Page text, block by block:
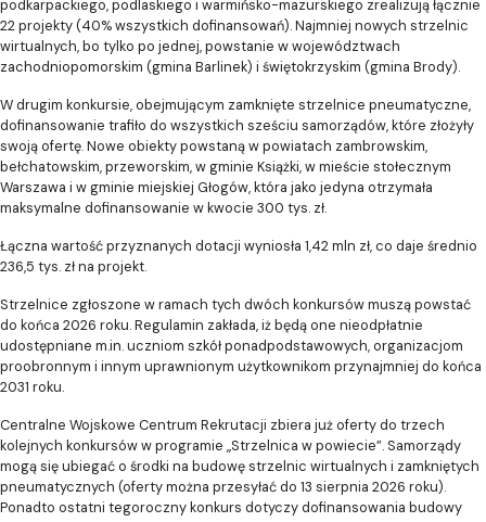
podkarpackiego, podlaskiego i warmińsko-mazurskiego zrealizują łącznie
22 projekty (40% wszystkich dofinansowań). Najmniej nowych strzelnic
wirtualnych, bo tylko po jednej, powstanie w województwach
zachodniopomorskim (gmina Barlinek) i świętokrzyskim (gmina Brody).
W drugim konkursie, obejmującym zamknięte strzelnice pneumatyczne,
dofinansowanie trafiło do wszystkich sześciu samorządów, które złożyły
swoją ofertę. Nowe obiekty powstaną w powiatach zambrowskim,
bełchatowskim, przeworskim, w gminie Książki, w mieście stołecznym
Warszawa i w gminie miejskiej Głogów, która jako jedyna otrzymała
maksymalne dofinansowanie w kwocie 300 tys. zł.
Łączna wartość przyznanych dotacji wyniosła 1,42 mln zł, co daje średnio
236,5 tys. zł na projekt.
Strzelnice zgłoszone w ramach tych dwóch konkursów muszą powstać
do końca 2026 roku. Regulamin zakłada, iż będą one nieodpłatnie
udostępniane m.in. uczniom szkół ponadpodstawowych, organizacjom
proobronnym i innym uprawnionym użytkownikom przynajmniej do końca
2031 roku.
Centralne Wojskowe Centrum Rekrutacji zbiera już oferty do trzech
kolejnych konkursów w programie „Strzelnica w powiecie”. Samorządy
mogą się ubiegać o środki na budowę strzelnic wirtualnych i zamkniętych
pneumatycznych (oferty można przesyłać do 13 sierpnia 2026 roku).
Ponadto ostatni tegoroczny konkurs dotyczy dofinansowania budowy